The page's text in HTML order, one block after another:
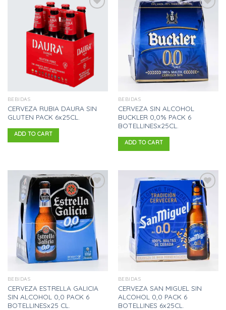
Añadir
de
deseos
BEBIDAS
CERVEZA RUBIA DAURA SIN
GLUTEN PACK 6x25CL.
ADD TO CART
Añadir
a la
lista
de
deseos
BEBIDAS
CERVEZA SIN ALCOHOL
BUCKLER 0,0% PACK 6
BOTELLINESx25CL.
ADD TO CART
Añadir
a la
lista
de
deseos
BEBIDAS
CERVEZA ESTRELLA GALICIA
SIN ALCOHOL 0,0 PACK 6
BOTELLINESx25 CL.
Añadir
a la
lista
de
deseos
BEBIDAS
CERVEZA SAN MIGUEL SIN
ALCOHOL 0,0 PACK 6
BOTELLINES 6x25CL.